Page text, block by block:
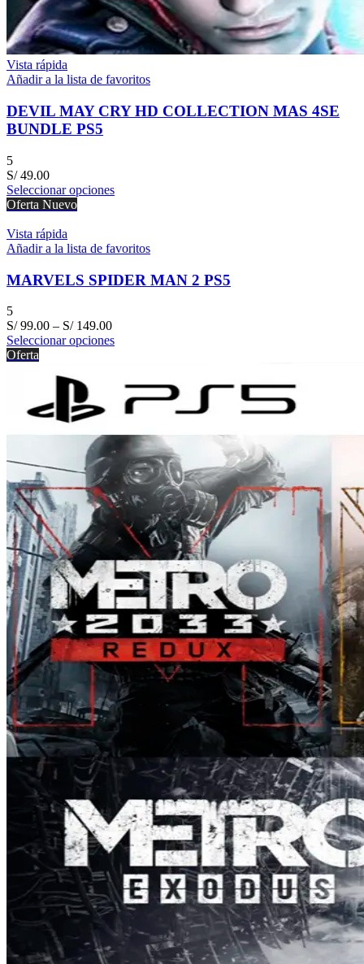
Vista rápida
Añadir a la lista de favoritos
DEVIL MAY CRY HD COLLECTION MAS 4SE
BUNDLE PS5
5
S/49.00
Seleccionar opciones
Oferta Nuevo
Vista rápida
Añadir a la lista de favoritos
MARVELS SPIDER MAN 2 PS5
5
S/99.00 – S/149.00
Seleccionar opciones
Oferta